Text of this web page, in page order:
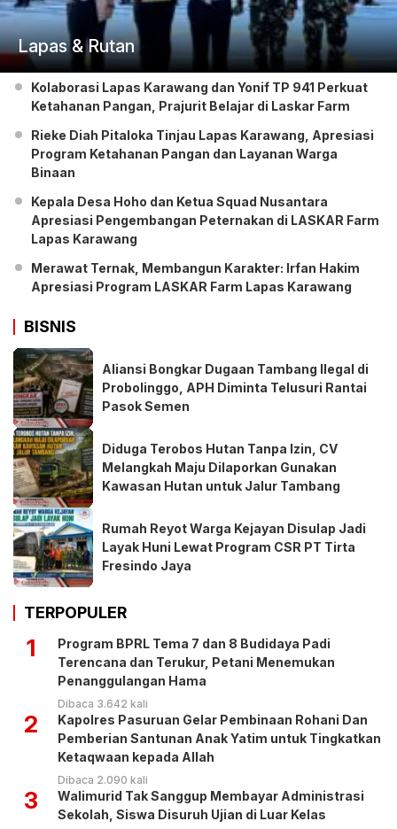
Lapas & Rutan
Kolaborasi Lapas Karawang dan Yonif TP 941 Perkuat
Ketahanan Pangan, Prajurit Belajar di Laskar Farm
Rieke Diah Pitaloka Tinjau Lapas Karawang, Apresiasi
Program Ketahanan Pangan dan Layanan Warga
Binaan
Kepala Desa Hoho dan Ketua Squad Nusantara
Apresiasi Pengembangan Peternakan di LASKAR Farm
Lapas Karawang
Merawat Ternak, Membangun Karakter: Irfan Hakim
Apresiasi Program LASKAR Farm Lapas Karawang
BISNIS
Aliansi Bongkar Dugaan Tambang Ilegal di
Probolinggo, APH Diminta Telusuri Rantai
Pasok Semen
Diduga Terobos Hutan Tanpa Izin, CV
Melangkah Maju Dilaporkan Gunakan
Kawasan Hutan untuk Jalur Tambang
Rumah Reyot Warga Kejayan Disulap Jadi
Layak Huni Lewat Program CSR PT Tirta
Fresindo Jaya
TERPOPULER
1
Program BPRL Tema 7 dan 8 Budidaya Padi
Terencana dan Terukur, Petani Menemukan
Penanggulangan Hama
Dibaca 3.642 kali
2
Kapolres Pasuruan Gelar Pembinaan Rohani Dan
Pemberian Santunan Anak Yatim untuk Tingkatkan
Ketaqwaan kepada Allah
Dibaca 2.090 kali
3
Walimurid Tak Sanggup Membayar Administrasi
Sekolah, Siswa Disuruh Ujian di Luar Kelas